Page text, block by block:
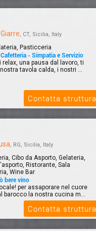
Giarre, CT, Sicilia, Italy
Pasticceria
- Simpatia e Servizio
relax, una pausa dal lavoro, ti
tavola calda, i nostri ...
Contatta struttura
, RG, Sicilia, Italy
Cibo da Asporto, Gelateria,
Ristorante, Sala
Wine Bar
bere vino
per assaporare nel cuore
barocco la nostra cucina m...
Contatta struttura